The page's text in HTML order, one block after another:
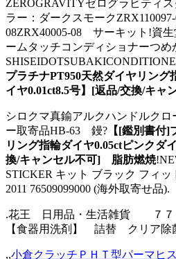
ZEROGRAVITYゼログラビティ
ラー：ダークスモーク
08ZRX40005-08 サーキット!資生
ームタッチコンディショナーつめ
プラチナPT950天然ダイヤリング
イヤ0.01ct8.5号】[返品/交換/キ
シロクマ真鍮アルクハンドルク
ー取寄品HB-63 鏝? 【[鑑別書付]
リング指輪ダイヤ0.05ctピンクダ
換/キャンセル不可] 脂肪燃焼
STICKER キット ブラック フィッ
2011 76509099000 (海外取寄せ品).
.花王 日用品・生活雑貨 ７７０
【食器用洗剤】 詰替 クリア除
,,小倉クラッチＰＨＴ型パーマヒ